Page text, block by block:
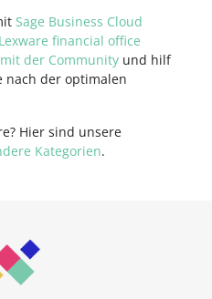
Sage Business Cloud
Lexware financial office
der Community und hilf
nach der optimalen
Hier sind unsere
Kategorien.